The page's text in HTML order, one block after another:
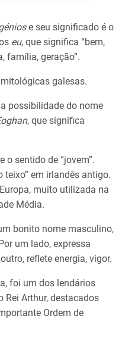
e seu significado é o
eu, que significa “bem,
família, geração”.
galesas.
possibilidade do nome
, que significa
o sentido de “jovem”.
teixo” em irlandês antigo.
muito utilizada na
Média.
bonito nome masculino,
um lado, expressa
reflete energia, vigor.
foi um dos lendários
Rei Arthur, destacados
Ordem de